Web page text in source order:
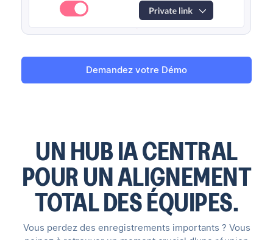
Demandez votre Démo
UN HUB IA CENTRAL
POUR UN ALIGNEMENT
TOTAL DES ÉQUIPES.
Vous perdez des enregistrements importants ? Vous